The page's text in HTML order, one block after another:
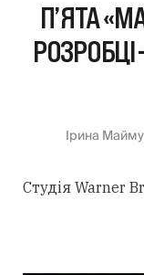
П’ЯТА
Ірина
Студія Warner